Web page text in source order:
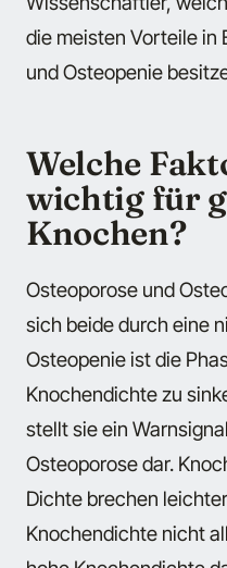
die meisten Vorteile in
und Osteopenie
Welche
wichtig für
Knochen?
Osteoporose und
sich beide durch eine
Osteopenie ist die
Knochendichte zu
stellt sie ein
Osteoporose dar.
Dichte brechen
Knochendichte nicht